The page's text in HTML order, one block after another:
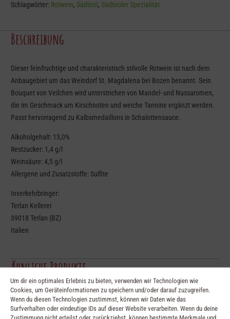
Um dir ein optimales Erlebnis zu bieten, verwenden wir Technologien wie
Cookies, um Geräteinformationen zu speichern und/oder darauf zuzugreifen.
Wenn du diesen Technologien zustimmst, können wir Daten wie das
Surfverhalten oder eindeutige IDs auf dieser Website verarbeiten. Wenn du deine
Zustimmung nicht erteilst oder zurückziehst, können bestimmte Merkmale und
Schlagwörter: Rotwein, Südtirol , Südtiroler Spezialität
Beschreibung
Dieser feinfruchtige und charakteristisch stilvolle Rotwein ist nach dem
Anbaugebiet um das Weindorf St. Magdalena bei Bozen benannt. Sein
Bouquet von Veilchen wird unterstrichen von Mandel- und Nussaromen,
die im Geschmack um Kirschnoten und weiche Tannine ergänzt werden.
Passt hervorragend zu Kalbsmedaillons in Schalottensauce.
Alkoholgehalt: 13,0%
Restzucker: 1,4 g/l
Weinsäure: 4,5 g/l
Allergene und Zusatzstoffe: Sulfite
Inverkehrbringer:
Terlan Kellerei
39018 Terlan (BZ)
Italien
Ähnliche Produkte